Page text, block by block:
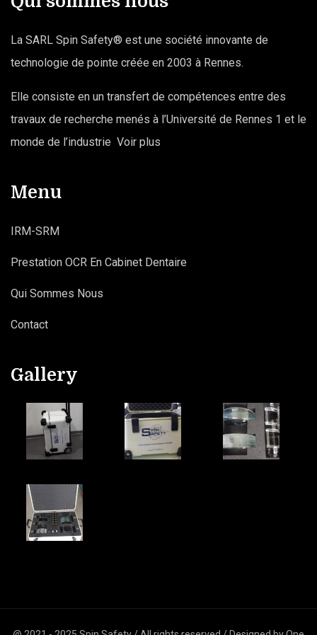
La SARL Spin Safety® est une société innovante de
technologie de pointe créée en 2003 à Rennes.
Elle consiste en un transfert de compétences entre des
travaux de recherche menés à l’Université de Rennes 1 et le
monde de l’industrie Voir plus
Menu
IRM-SRM
Prestation OCR En Cabinet Dentaire
Qui Sommes Nous
Contact
Gallery